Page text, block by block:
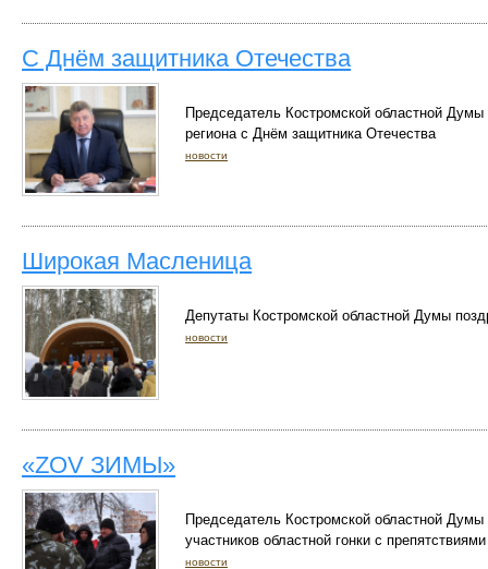
С Днём защитника Отечества
Председатель Костромской областной
региона с Днём защитника Отечества
новости
Широкая Масленица
Депутаты Костромской областной Думы
новости
«ZOV ЗИМЫ»
Председатель Костромской областной
участников областной гонки с
новости